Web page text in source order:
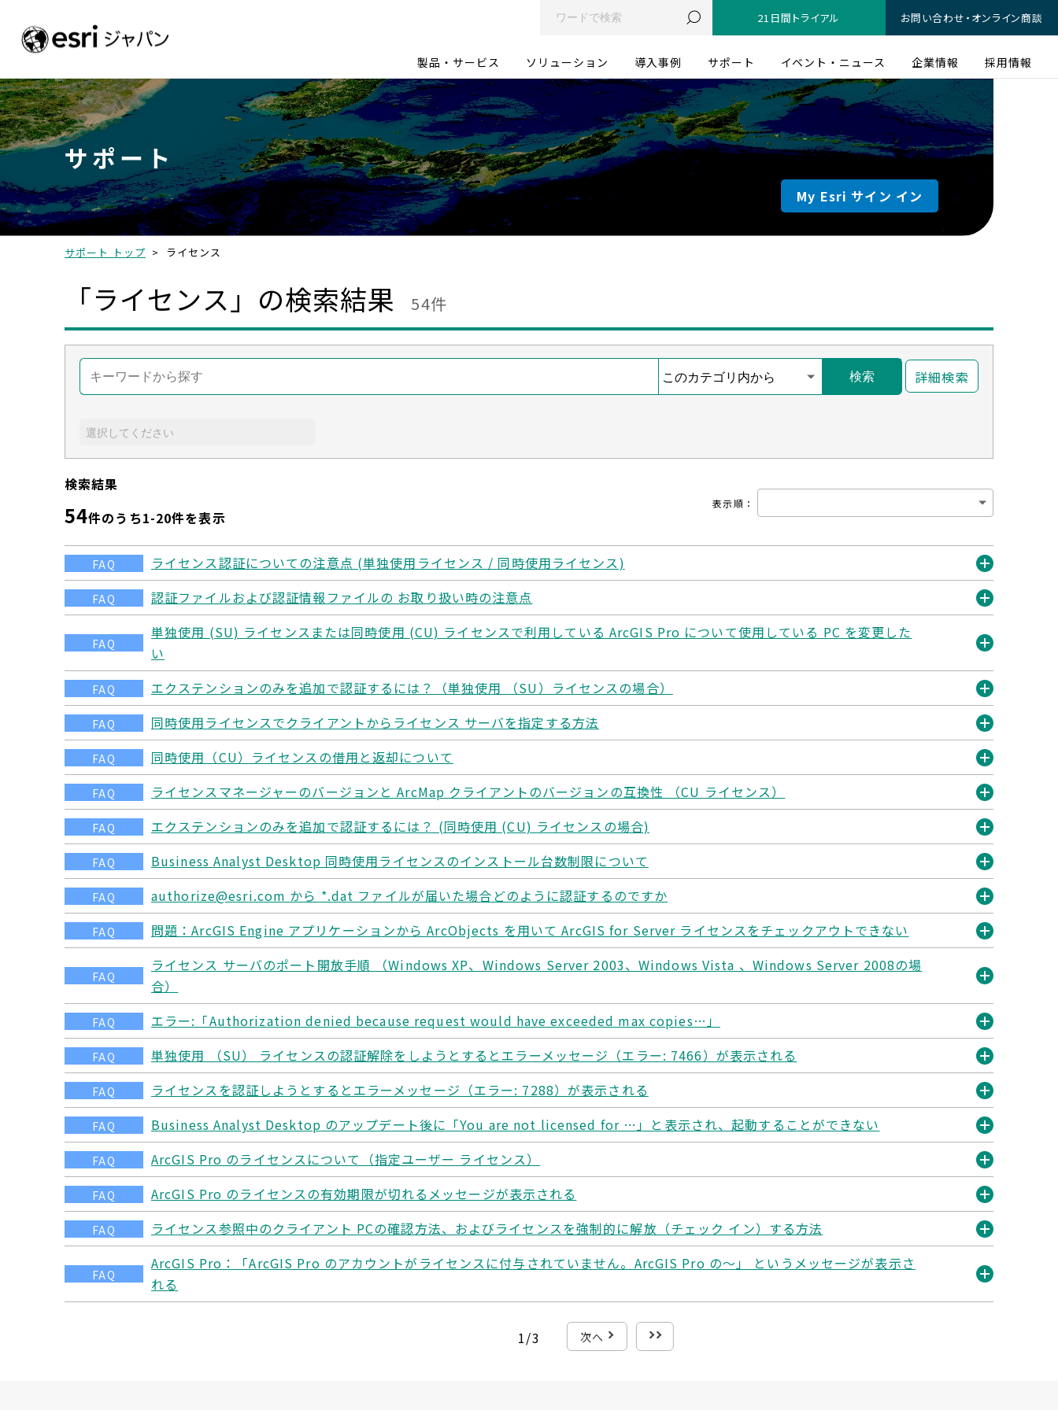
21日間トライアル お問い合わせ・オンライン商談
製品・サービス ソリューション 導入事例 サポート イベント・ニュース 企業情報 採用情報
サポート
My Esri サイン イン
サポート トップ > ライセンス
「ライセンス」の検索結果 54件
検索 詳細検索
検索結果
54件のうち1-20件を表示
表示順 ：
FAQ ライセンス認証についての注意点 (単独使用ライセンス / 同時使用ライセンス)
開
く
FAQ 認証ファイルおよび認証情報ファイルの お取り扱い時の注意点
開
く
FAQ
単独使用 (SU) ライセンスまたは同時使用 (CU) ライセンスで利用している ArcGIS Pro について使用している PC を変更した
い
く
FAQ エクステンションのみを追加で認証するには？（単独使用 （SU）ライセンスの場合）
開
く
FAQ 同時使用ライセンスでクライアントからライセンス サーバを指定する方法
開
く
FAQ 同時使用（CU）ライセンスの借用と返却について
開
く
FAQ ライセンスマネージャーのバージョンと ArcMap クライアントのバージョンの互換性 （CU ライセンス）
開
く
FAQ エクステンションのみを追加で認証するには？ (同時使用 (CU) ライセンスの場合)
開
く
FAQ Business Analyst Desktop 同時使用ライセンスのインストール台数制限について
開
く
FAQ authorize@esri.com から *.dat ファイルが届いた場合どのように認証するのですか
開
く
FAQ 問題：ArcGIS Engine アプリケーションから ArcObjects を用いて ArcGIS for Server ライセンスをチェックアウトできない
開
く
FAQ
ライセンス サーバのポート開放手順 （Windows XP、Windows Server 2003、Windows Vista 、Windows Server 2008の場
合）
く
FAQ エラー:「Authorization denied because request would have exceeded max copies…」
開
く
FAQ 単独使用 （SU） ライセンスの認証解除をしようとするとエラーメッセージ（エラー: 7466）が表示される
開
く
FAQ ライセンスを認証しようとするとエラーメッセージ（エラー: 7288）が表示される
開
く
FAQ Business Analyst Desktop のアップデート後に「You are not licensed for …」と表示され、起動することができない
開
く
FAQ ArcGIS Pro のライセンスについて（指定ユーザー ライセンス）
開
く
FAQ ArcGIS Pro のライセンスの有効期限が切れるメッセージが表示される
開
く
FAQ ライセンス参照中のクライアント PCの確認方法、およびライセンスを強制的に解放（チェック イン）する方法
開
く
FAQ
ArcGIS Pro：「ArcGIS Pro のアカウントがライセンスに付与されていません。ArcGIS Pro の～」 というメッセージが表示さ
れる
1/3 次へ 最後